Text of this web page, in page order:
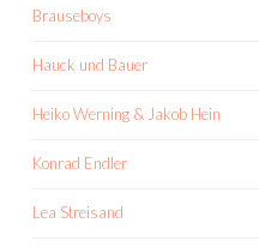
Brauseboys
Hauck und Bauer
Heiko Werning & Jakob Hein
Konrad Endler
Lea Streisand